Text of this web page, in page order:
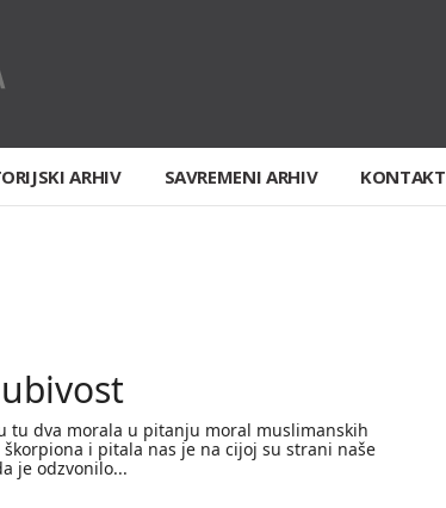
ARHIV SAVREMENI ARHIV KONTAKT
tu dva morala u pitanju moral muslimanskih
i pitala nas je na cijoj su strani naše
je odzvonilo...